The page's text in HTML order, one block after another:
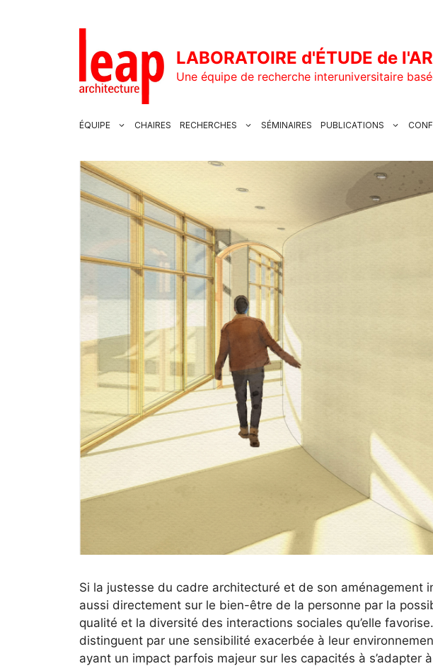
LABORATOIRE d'ÉTUDE de
Une équipe de recherche interuniversitaire
ÉQUIPE CHAIRES RECHERCHES SÉMINAIRES PUBLICATIONS
Si la justesse du cadre architecturé et de son
aussi directement sur le bien-être de la personne par la
qualité et la diversité des interactions sociales qu’elle
distinguent par une sensibilité exacerbée à leur
ayant un impact parfois majeur sur les capacités à s’adapter